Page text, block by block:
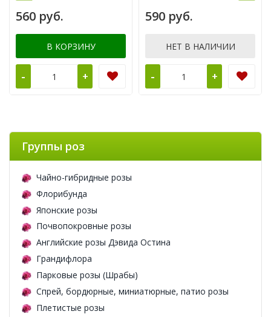
560 руб.
В КОРЗИНУ
- +
590 руб.
НЕТ В НАЛИЧИИ
- +
Группы роз
Чайно-гибридные розы
Флорибунда
Японские розы
Почвопокровные розы
Английские розы Дэвида Остина
Грандифлора
Парковые розы (Шрабы)
Спрей, бордюрные, миниатюрные, патио розы
Плетистые розы